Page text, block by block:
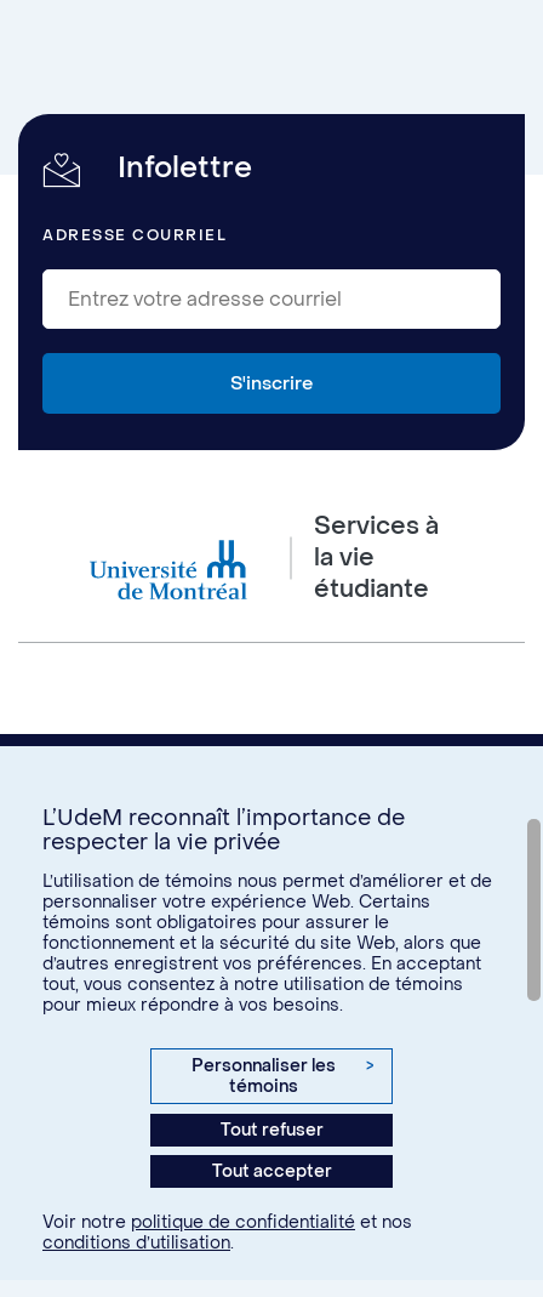
Je m'inscris
Infolettre
ADRESSE COURRIEL
Services à
la vie
étudiante
Nous joindre
Voir tous les liens
Calendrier de la vie étudiante
Ateliers culturels
Expérience étudiante
Espace entreprises
Aide financière et emploi
Espace ressources SVE
À propos
Confidentialité
Conditions d’utilisation
Paramètres des témoins
Agence webKryzalid
communauté étudiante
Je fais partie de la communauté...
L’UdeM reconnaît l’importance de
respecter la vie privée
L’utilisation de témoins nous permet d’améliorer et de
personnaliser votre expérience Web. Certains
témoins sont obligatoires pour assurer le
fonctionnement et la sécurité du site Web, alors que
d’autres enregistrent vos préférences. En acceptant
tout, vous consentez à notre utilisation de témoins
pour mieux répondre à vos besoins.
Personnaliser les
témoins
>
Tout refuser
Tout accepter
Voir notre politique de confidentialité et nos
conditions d’utilisation.